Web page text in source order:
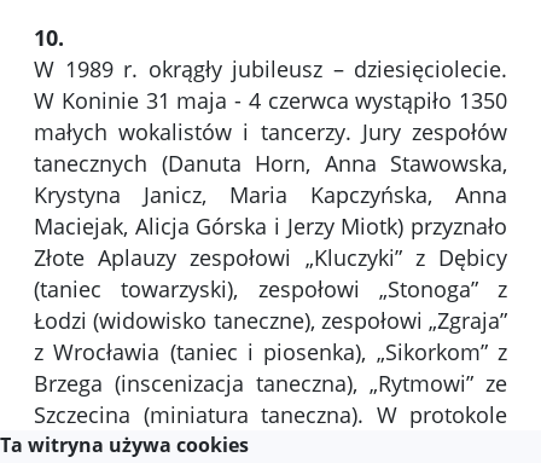
10.
W 1989 r. okrągły jubileusz – dziesięciolecie.
W Koninie 31 maja - 4 czerwca wystąpiło 1350
małych wokalistów i tancerzy. Jury zespołów
tanecznych (Danuta Horn, Anna Stawowska,
Krystyna Janicz, Maria Kapczyńska, Anna
Maciejak, Alicja Górska i Jerzy Miotk) przyznało
Złote Aplauzy zespołowi „Kluczyki” z Dębicy
(taniec towarzyski), zespołowi „Stonoga” z
Łodzi (widowisko taneczne), zespołowi „Zgraja”
z Wrocławia (taniec i piosenka), „Sikorkom” z
Brzega (inscenizacja taneczna), „Rytmowi” ze
Szczecina (miniatura taneczna). W protokole
końcowym jury napisało: „Festiwal spełnia
Ta witryna używa cookies